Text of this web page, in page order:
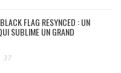
FLAG RESYNCED : UN
SUBLIME UN GRAND
37